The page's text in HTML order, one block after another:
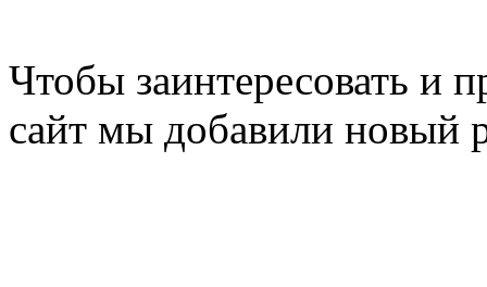
Чтобы заинтересовать и
сайт мы добавили новый